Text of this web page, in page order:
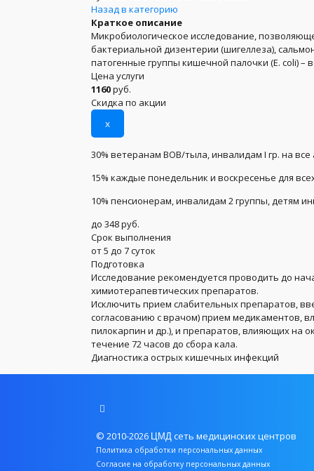
Назад в категорию
Краткое описание
Микробиологическое исследование,
бактериальной дизентерии (шигеллеза),
патогенные группы кишечной палочки (E. coli) –
Цена услуги
1160руб.
Скидка по акции
x
30% ветеранам ВОВ/тыла, инвалидам I гр. на
15% каждые понедельник и воскресенье для
10% пенсионерам, инвалидам 2 группы, детям
до 348 руб.
Срок выполнения
от 5 до 7 суток
Подготовка
Исследование рекомендуется проводить до
химиотерапевтических препаратов.
Исключить прием слабительных препаратов,
согласованию с врачом) прием медикаментов,
пилокарпин и др.), и препаратов, влияющих на
течение 72 часов до сбора кала.
Диагностика острых кишечных инфекций
© 2010-2026 ЦМД сеть медицинских центров
Политика обработки персональных данных
Согласие на обработку персональных данных